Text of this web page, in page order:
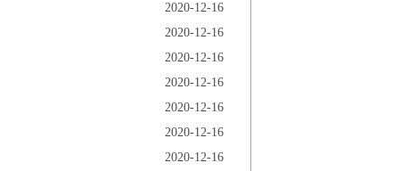
2020-12-16
2020-12-16
2020-12-16
2020-12-16
2020-12-16
2020-12-16
2020-12-16